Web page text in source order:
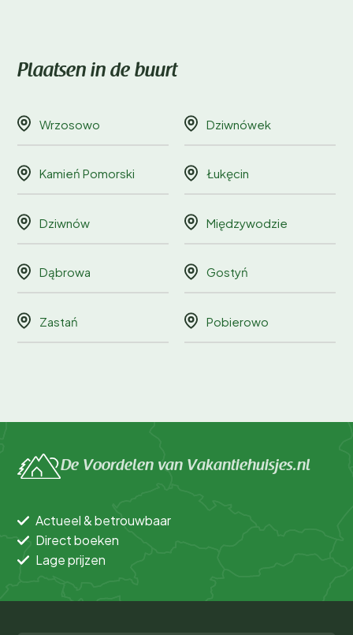
Plaatsen in de buurt
Wrzosowo Dziwnówek
Kamień Pomorski Łukęcin
Dziwnów Międzywodzie
Dąbrowa Gostyń
Zastań Pobierowo
De Voordelen van Vakantiehuisjes.nl
Actueel & betrouwbaar
Direct boeken
Lage prijzen